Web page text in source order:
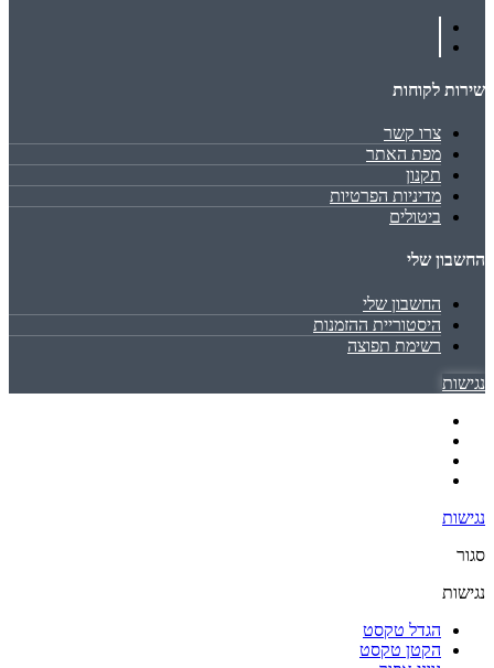
שירות לקוחות
צרו קשר
מפת האתר
תקנון
מדיניות הפרטיות
ביטולים
החשבון שלי
החשבון שלי
היסטוריית ההזמנות
רשימת תפוצה
נגישות
נגישות
סגור
נגישות
הגדל טקסט
הקטן טקסט